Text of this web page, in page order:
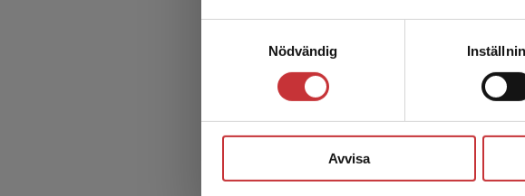
Nödvändig
Avvisa
Herlofson, Jörgen m.fl.
1 134 kr
Exkl. moms: 1 070 kr